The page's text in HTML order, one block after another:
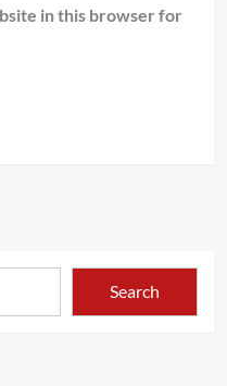
in this browser for
Search